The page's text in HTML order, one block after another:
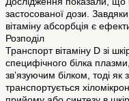
застосованої дози.
вітаміну абсорбція є
Розподіл
Транспорт вітаміну D зі
специфічного білка
зв’язуючим білком, тоді як
транспортується